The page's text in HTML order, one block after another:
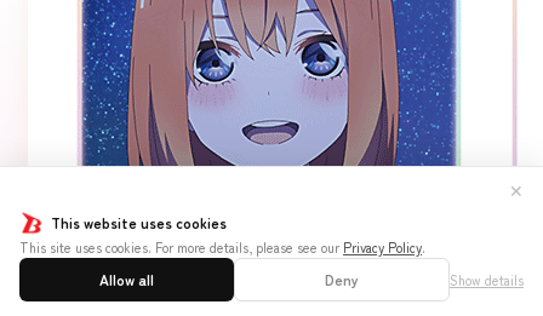
This website uses cookies
This site uses cookies. For more details, please see our Privacy Policy.
Allow all Deny Show details
✕